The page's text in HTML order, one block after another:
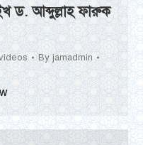
ড. আব্দুল্লাহ ফারুক
By jamadmin